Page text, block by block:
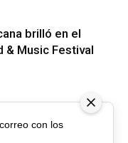
brilló en el
& Music Festival
con los